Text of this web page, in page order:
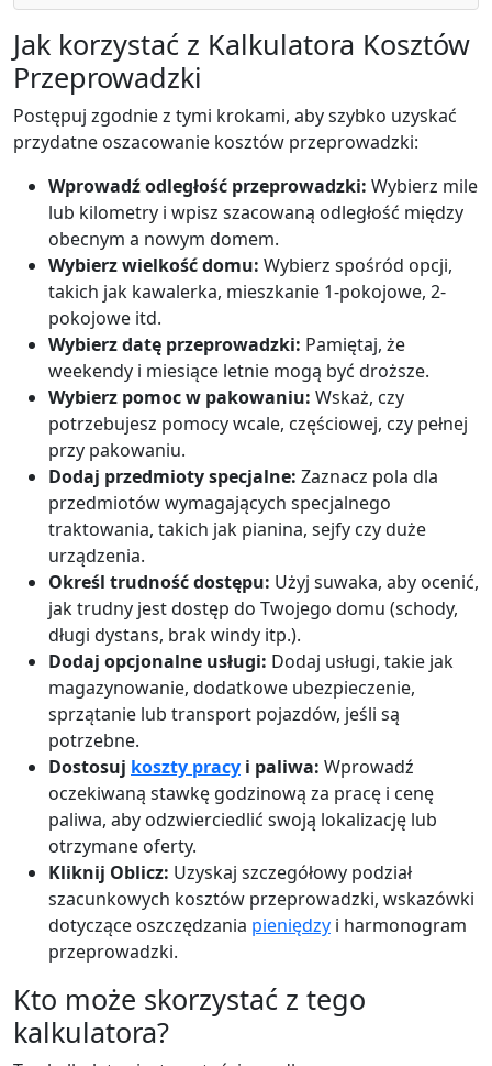
Jak korzystać z Kalkulatora Kosztów
Przeprowadzki
Postępuj zgodnie z tymi krokami, aby szybko uzyskać
przydatne oszacowanie kosztów przeprowadzki:
Wprowadź odległość przeprowadzki: Wybierz mile
lub kilometry i wpisz szacowaną odległość między
obecnym a nowym domem.
Wybierz wielkość domu: Wybierz spośród opcji,
takich jak kawalerka, mieszkanie 1-pokojowe, 2-
pokojowe itd.
Wybierz datę przeprowadzki: Pamiętaj, że
weekendy i miesiące letnie mogą być droższe.
Wybierz pomoc w pakowaniu: Wskaż, czy
potrzebujesz pomocy wcale, częściowej, czy pełnej
przy pakowaniu.
Dodaj przedmioty specjalne: Zaznacz pola dla
przedmiotów wymagających specjalnego
traktowania, takich jak pianina, sejfy czy duże
urządzenia.
Określ trudność dostępu: Użyj suwaka, aby ocenić,
jak trudny jest dostęp do Twojego domu (schody,
długi dystans, brak windy itp.).
Dodaj opcjonalne usługi: Dodaj usługi, takie jak
magazynowanie, dodatkowe ubezpieczenie,
sprzątanie lub transport pojazdów, jeśli są
potrzebne.
Dostosuj koszty pracy i paliwa: Wprowadź
oczekiwaną stawkę godzinową za pracę i cenę
paliwa, aby odzwierciedlić swoją lokalizację lub
otrzymane oferty.
Kliknij Oblicz: Uzyskaj szczegółowy podział
szacunkowych kosztów przeprowadzki, wskazówki
dotyczące oszczędzania pieniędzy i harmonogram
przeprowadzki.
Kto może skorzystać z tego
kalkulatora?